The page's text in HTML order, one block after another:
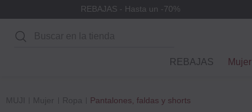
REBAJAS - Hasta un -70%
REBAJAS Mujer
MUJI Mujer Ropa Pantalones, faldas y shorts